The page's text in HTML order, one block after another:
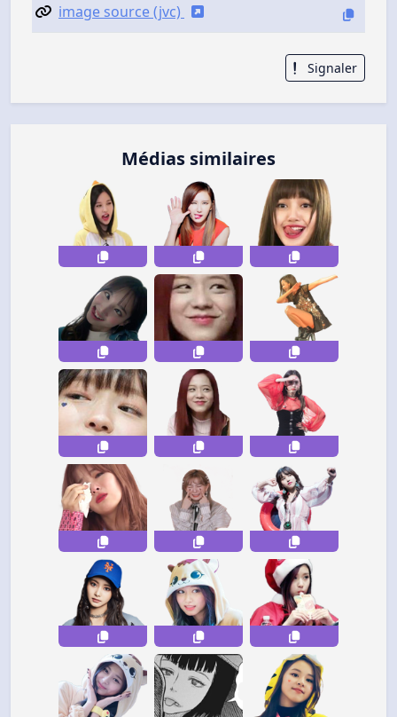
image source (jvc)
Signaler
Médias similaires